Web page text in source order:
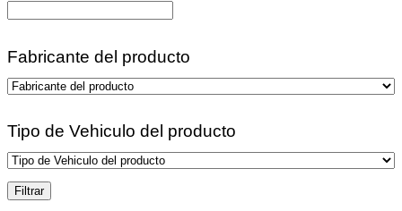
Fabricante del producto
Tipo de Vehiculo del producto
Filtrar